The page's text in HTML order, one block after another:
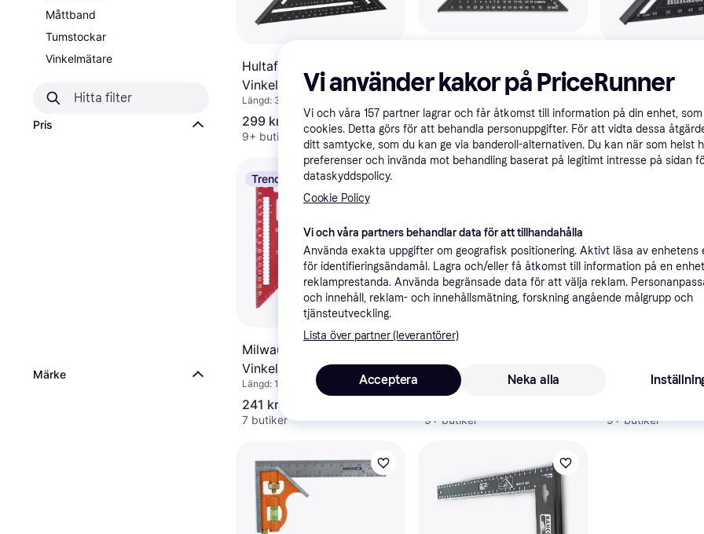
Måttband
Tumstockar
Vinkelmätare
Pris
Märke
Hultafors Rafter 257040
Vinkelhake
Längd: 300
299 kr
9+ butiker
Vinkelhake
Längd: 180
173 kr
9+ butiker
257030
170 kr
9+ butiker
Trendande
Milwaukee 4932472124
Vinkelhake
Längd: 180, Vikt: 0.21
241 kr
7 butiker
Hultafors Quattro
smygvinkel QBS 25
9+ butiker 9+ butiker
Vi använder kakor på PriceRunner
Vi och våra 157 partner lagrar och får åtkomst till information på din enhet,
cookies. Detta görs för att behandla personuppgifter. För att vidta dessa
ditt samtycke, som du kan ge via banderoll-alternativen. Du kan när som helst
preferenser och invända mot behandling baserat på legitimt intresse på sidan
dataskyddspolicy.
Cookie Policy
Vi och våra partners behandlar data för att tillhandahålla
Använda exakta uppgifter om geografisk positionering. Aktivt läsa av enhetens
för identifieringsändamål. Lagra och/eller få åtkomst till information på en
reklamprestanda. Använda begränsade data för att välja reklam.
och innehåll, reklam- och innehållsmätning, forskning angående målgrupp och
tjänsteutveckling.
Lista över partner (leverantörer)
Neka alla
Acceptera